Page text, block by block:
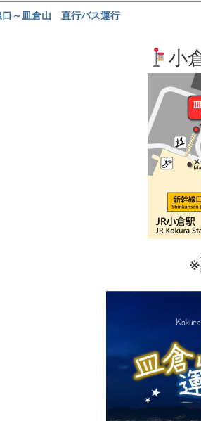
口～皿倉山 直行バス運行
小